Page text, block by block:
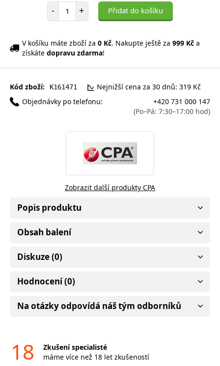
- Počet položek
+ Přidat do košíku
V košíku máte zboží za 0 Kč. Nakupte ještě za 999 Kč a
získáte dopravu zdarma!
Kód zboží: K161471
Nejnižší cena za 30 dnů: 319 Kč
Objednávky po telefonu:
+420 731 000 147
(Po–Pá: 7:30–17:00 hod)
Zobrazit další produkty CPA
Popis produktu
Obsah balení
Diskuze (0)
Hodnocení (0)
Na otázky odpovídá náš tým odborníků
18
Zkušení specialisté
máme více než 18 let zkušeností